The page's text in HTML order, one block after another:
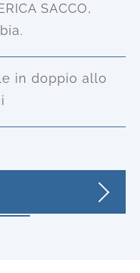
SACCO,
in doppio allo